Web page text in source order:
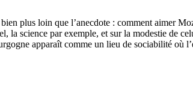
plus loin que l’anecdote : comment aimer
science par exemple, et sur la modestie de
apparaît comme un lieu de sociabilité où